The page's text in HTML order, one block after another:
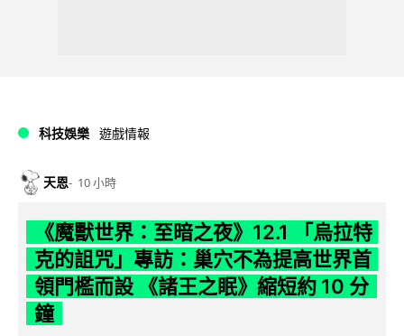
科技娛樂 遊戲情報
天恩 10 小時
《魔獸世界：至暗之夜》12.1 「烏拉特
克的詛咒」專訪：巢穴不為提高世界首
領門檻而設 《諸王之眠》縮短約 10 分
鐘